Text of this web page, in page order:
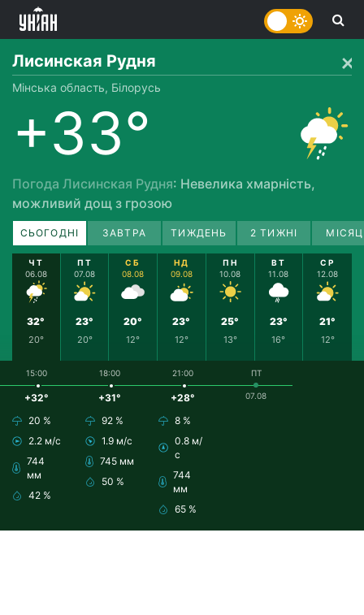
Лисинская Рудня
Мінська область, Білорусь
+33°
Погода Лисинская Рудня: Невелика хмарність,
можливий дощ з грозою
СЬОГОДНІ ЗАВТРА ТИЖДЕНЬ 2 ТИЖНІ
ЧТ
06.08
32°
20°
ПТ
07.08
23°
20°
СБ
08.08
20°
12°
НД
09.08
23°
12°
ПН
10.08
25°
13°
ВТ
11.08
23°
16°
СР
12.08
21°
12°
15:00
+32°
20 %
2.2 м/с
744
мм
42 %
18:00
+31°
92 %
1.9 м/с
745 мм
50 %
21:00
+28°
8 %
0.8 м/
с
744
мм
65 %
ПТ
07.08